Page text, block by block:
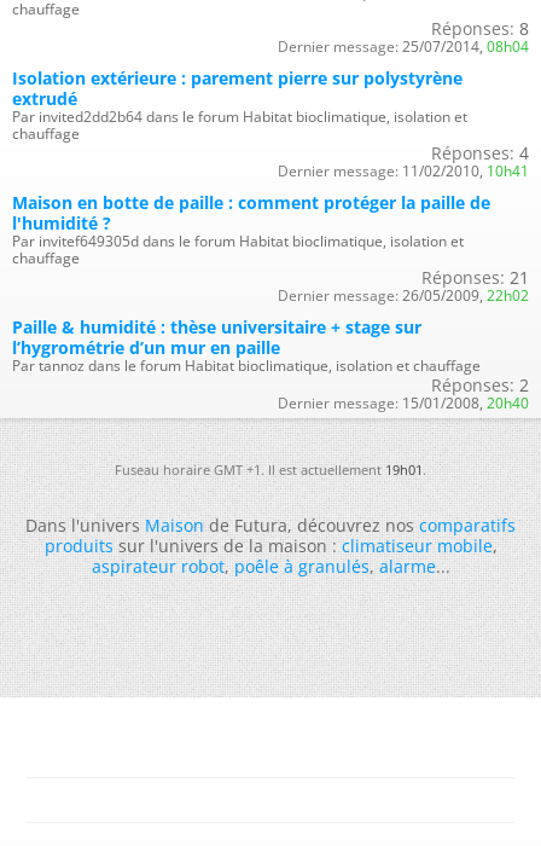
chauffage
Réponses: 8
Dernier message: 25/07/2014, 08h04
Isolation extérieure : parement pierre sur polystyrène
extrudé
Par invited2dd2b64 dans le forum Habitat bioclimatique, isolation et
chauffage
Réponses: 4
Dernier message: 11/02/2010, 10h41
Maison en botte de paille : comment protéger la paille de
l'humidité ?
Par invitef649305d dans le forum Habitat bioclimatique, isolation et
chauffage
Réponses: 21
Dernier message: 26/05/2009, 22h02
Paille & humidité : thèse universitaire + stage sur
l’hygrométrie d’un mur en paille
Par tannoz dans le forum Habitat bioclimatique, isolation et chauffage
Réponses: 2
Dernier message: 15/01/2008, 20h40
Fuseau horaire GMT +1. Il est actuellement19h01.
Dans l'universMaisonde Futura, découvrez noscomparatifs
produitssur l'univers de la maison :climatiseur mobile,
aspirateur robot,poêle à granulés,alarme...